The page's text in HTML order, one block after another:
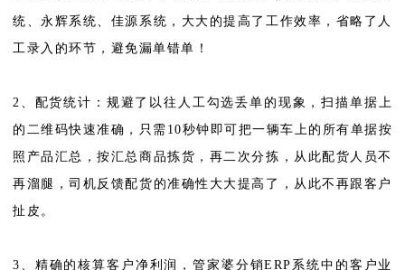
统、永辉系统、佳源系统，大大的提高了工作效率，省略了人
工录入的环节，避免漏单错单！
2、配货统计：规避了以往人工勾选丢单的现象，扫描单据上
的二维码快速准确，只需10秒钟即可把一辆车上的所有单据按
照产品汇总，按汇总商品拣货，再二次分拣，从此配货人员不
再溜腿，司机反馈配货的准确性大大提高了，从此不再跟客户
扯皮。
3、精确的核算客户净利润，管家婆分销ERP系统中的客户业